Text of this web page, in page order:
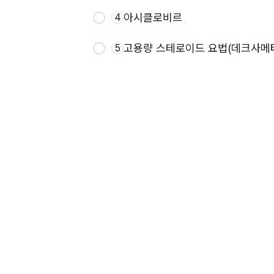
4 아시클로비르
5 고용량 스테로이드 요법(데크사메